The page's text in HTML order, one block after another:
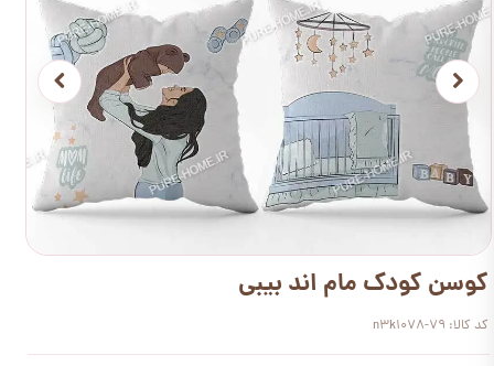
کوسن کودک مام اند بیبی
کد کالا: n3k1078-79